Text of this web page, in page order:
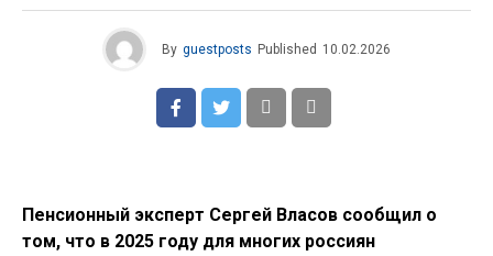
By guestposts Published 10.02.2026
Пенсионный эксперт Сергей Власов сообщил о
том, что в 2025 году для многих россиян